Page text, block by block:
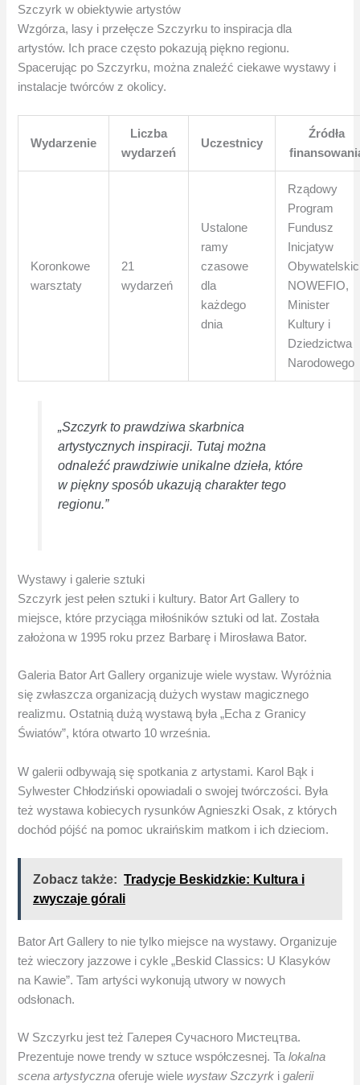
Szczyrk w obiektywie artystów
Wzgórza, lasy i przełęcze Szczyrku to inspiracja dla
artystów. Ich prace często pokazują piękno regionu.
Spacerując po Szczyrku, można znaleźć ciekawe wystawy i
instalacje twórców z okolicy.
Wydarzenie
Liczba
wydarzeń
Uczestnicy
Źródła
Koronkowe
warsztaty
21
wydarzeń
Ustalone
ramy
czasowe
dla
każdego
dnia
Rządowy
Program
Fundusz
Inicjatyw
NOWEFIO,
Minister
Kultury i
Dziedzictwa
Narodowego
„Szczyrk to prawdziwa skarbnica
artystycznych inspiracji. Tutaj można
odnaleźć prawdziwie unikalne dzieła, które
w piękny sposób ukazują charakter tego
regionu.”
Wystawy i galerie sztuki
Szczyrk jest pełen sztuki i kultury. Bator Art Gallery to
miejsce, które przyciąga miłośników sztuki od lat. Została
założona w 1995 roku przez Barbarę i Mirosława Bator.
Galeria Bator Art Gallery organizuje wiele wystaw. Wyróżnia
się zwłaszcza organizacją dużych wystaw magicznego
realizmu. Ostatnią dużą wystawą była „Echa z Granicy
Światów”, która otwarto 10 września.
W galerii odbywają się spotkania z artystami. Karol Bąk i
Sylwester Chłodziński opowiadali o swojej twórczości. Była
też wystawa kobiecych rysunków Agnieszki Osak, z których
dochód pójść na pomoc ukraińskim matkom i ich dzieciom.
Zobacz także: Tradycje Beskidzkie: Kultura i
zwyczaje górali
Bator Art Gallery to nie tylko miejsce na wystawy. Organizuje
też wieczory jazzowe i cykle „Beskid Classics: U Klasyków
na Kawie”. Tam artyści wykonują utwory w nowych
odsłonach.
W Szczyrku jest też Галерея Сучасного Мистецтва.
Prezentuje nowe trendy w sztuce współczesnej. Talokalna
scena artystyczna oferuje wielewystaw Szczyrk igalerii